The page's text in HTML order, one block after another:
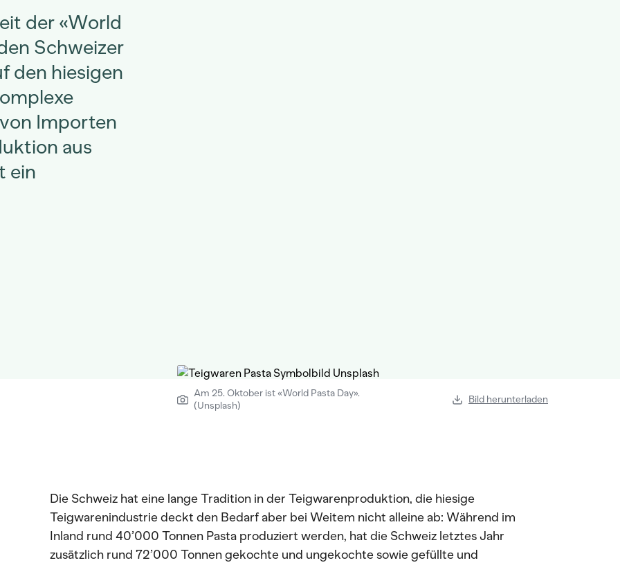
der «World
Schweizer
den hiesigen
Importen
aus
ein
Am 25. Oktober ist «World Pasta Day».
(Unsplash)
Bild herunterladen
Die Schweiz hat eine lange Tradition in der Teigwarenproduktion, die hiesige
Teigwarenindustrie deckt den Bedarf aber bei Weitem nicht alleine ab: Während im
Inland rund 40’000 Tonnen Pasta produziert werden, hat die Schweiz letztes Jahr
zusätzlich rund 72’000 Tonnen gekochte und ungekochte sowie gefüllte und